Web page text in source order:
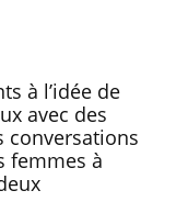
à l’idée de
avec des
conversations
femmes à